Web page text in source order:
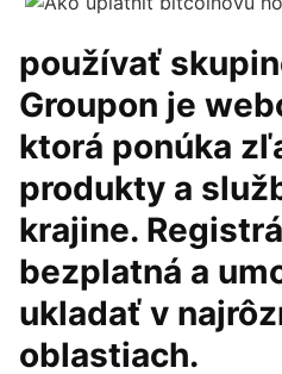
používať
Groupon je
ktorá ponúka
produkty a
krajine.
bezplatná a
ukladať v
oblastiach.